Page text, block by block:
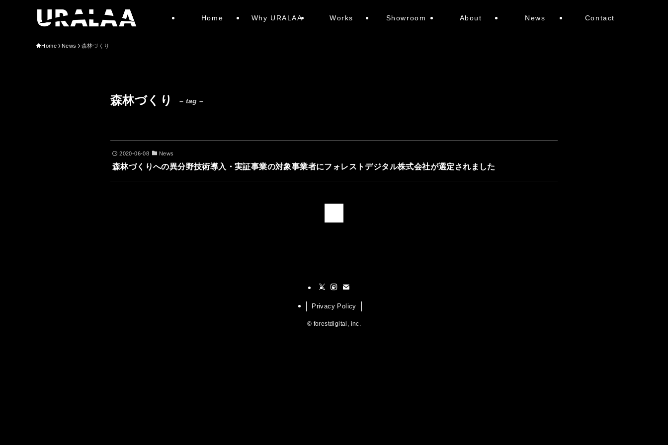
Home Why URALAA Works Showroom About News Contact
Home News 森林づくり
森林づくり – tag –
2020-06-08 News
森林づくりへの異分野技術導入・実証事業の対象事業者にフォレストデジタル株式会社が選定されました
Privacy Policy
© forestdigital, inc.